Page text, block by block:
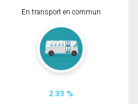
En transport en commun
2.33 %